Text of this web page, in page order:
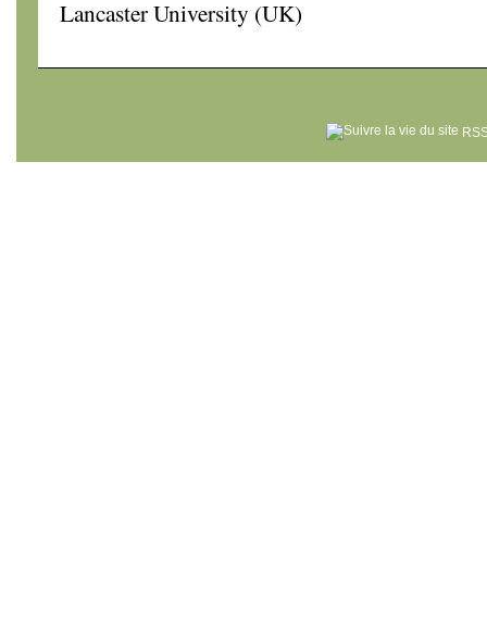
Lancaster University (UK)